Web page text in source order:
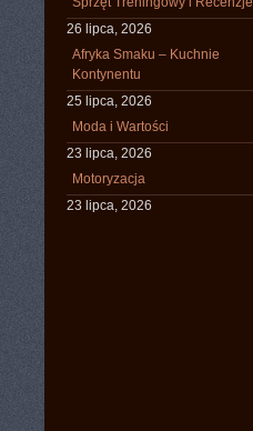
26 lipca, 2026
Afryka Smaku – Kuchnie
Kontynentu
25 lipca, 2026
Moda i Wartości
23 lipca, 2026
Motoryzacja
23 lipca, 2026